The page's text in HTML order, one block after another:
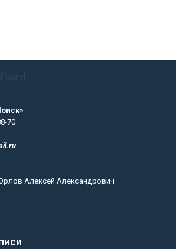
70
Алексей Александрович